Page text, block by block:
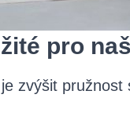
pro
zvýšit pružnost